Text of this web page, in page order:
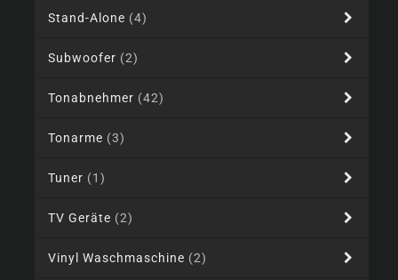
Stand-Alone (4)
Subwoofer (2)
Tonabnehmer (42)
Tonarme (3)
Tuner (1)
TV Geräte (2)
Vinyl Waschmaschine (2)